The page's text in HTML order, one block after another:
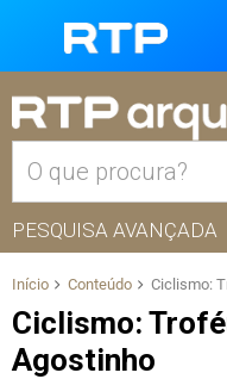
PESQUISA AVANÇADA
Início Conteúdo Ciclismo:
Ciclismo:
Agostinho